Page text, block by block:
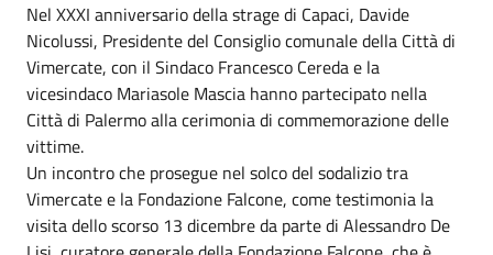
Nel XXXI anniversario della strage di Capaci, Davide
Nicolussi, Presidente del Consiglio comunale della Città di
Vimercate, con il Sindaco Francesco Cereda e la
vicesindaco Mariasole Mascia hanno partecipato nella
Città di Palermo alla cerimonia di commemorazione delle
vittime.
Un incontro che prosegue nel solco del sodalizio tra
Vimercate e la Fondazione Falcone, come testimonia la
visita dello scorso 13 dicembre da parte di Alessandro De